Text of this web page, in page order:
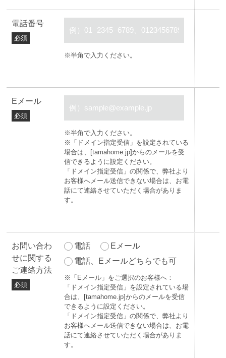
電話番号
必須
※半角で入力ください。
Eメール
必須
※半角で入力ください。
※「ドメイン指定受信」を設定されている
場合は、[tamahome.jp]からのメールを受
信できるように設定ください。
「ドメイン指定受信」の関係で、弊社より
お客様へメール送信できない場合は、お電
話にて連絡させていただく場合がありま
す。
お問い合わ
せに関する
ご連絡方法
必須
電話
Eメール
電話、Eメールどちらでも可
※「Eメール」をご選択のお客様へ：
「ドメイン指定受信」を設定されている場
合は、[tamahome.jp]からのメールを受信
できるように設定ください。
「ドメイン指定受信」の関係で、弊社より
お客様へメール送信できない場合は、お電
話にて連絡させていただく場合がありま
す。